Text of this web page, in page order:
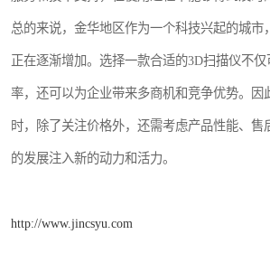
总的来说，金华地区作为一个科技兴起的城市
正在逐渐增加。选择一款合适的3D扫描仪不
率，还可以为企业带来多商机和竞争优势。因
时，除了关注价格外，还需考虑产品性能、售
的发展注入新的动力和活力。
http://www.jincsyu.com